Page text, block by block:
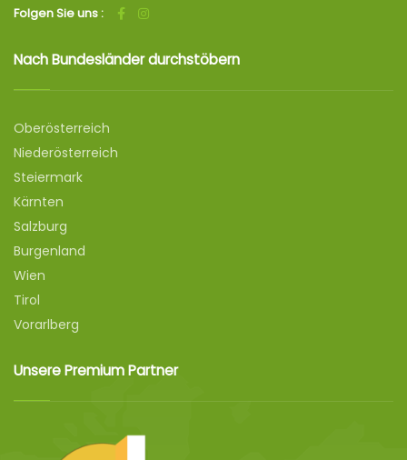
Folgen Sie uns :
Nach Bundesländer durchstöbern
Oberösterreich
Niederösterreich
Steiermark
Kärnten
Salzburg
Burgenland
Wien
Tirol
Vorarlberg
Unsere Premium Partner